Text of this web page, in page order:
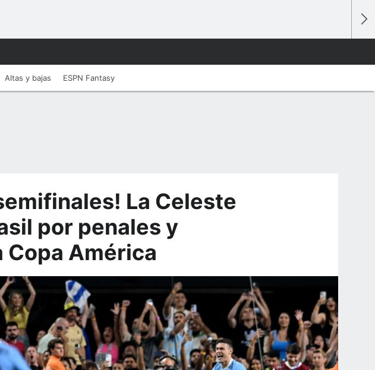
Altas y bajas ESPN Fantasy
La Celeste
por penales y
Copa América